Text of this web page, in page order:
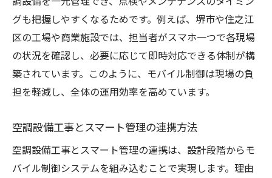
グも把握しやすくなるためです。例えば、堺市や住之江
区の工場や商業施設では、担当者がスマホ一つで各現場
の状況を確認し、必要に応じて即時対応できる体制が構
築されています。このように、モバイル制御は現場の負
担を軽減し、全体の運用効率を高めています。
空調設備工事とスマート管理の連携方法
空調設備工事とスマート管理の連携は、設計段階からモ
バイル制御システムを組み込むことで実現します。理由